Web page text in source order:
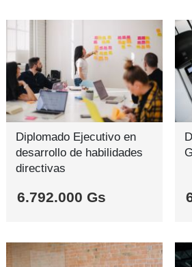
Diplomado Ejecutivo en
desarrollo de habilidades
directivas
6.792.000 Gs